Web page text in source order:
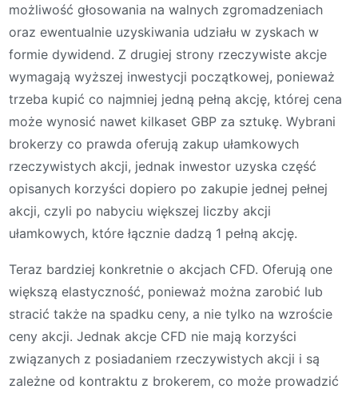
możliwość głosowania na walnych zgromadzeniach
oraz ewentualnie uzyskiwania udziału w zyskach w
formie dywidend. Z drugiej strony rzeczywiste akcje
wymagają wyższej inwestycji początkowej, ponieważ
trzeba kupić co najmniej jedną pełną akcję, której cena
może wynosić nawet kilkaset GBP za sztukę. Wybrani
brokerzy co prawda oferują zakup ułamkowych
rzeczywistych akcji, jednak inwestor uzyska część
opisanych korzyści dopiero po zakupie jednej pełnej
akcji, czyli po nabyciu większej liczby akcji
ułamkowych, które łącznie dadzą 1 pełną akcję.
Teraz bardziej konkretnie o akcjach CFD. Oferują one
większą elastyczność, ponieważ można zarobić lub
stracić także na spadku ceny, a nie tylko na wzroście
ceny akcji. Jednak akcje CFD nie mają korzyści
związanych z posiadaniem rzeczywistych akcji i są
zależne od kontraktu z brokerem, co może prowadzić